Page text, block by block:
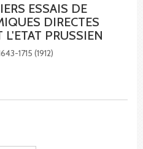
ESSAIS DE
DIRECTES
L'ETAT PRUSSIEN
1715 (1912)